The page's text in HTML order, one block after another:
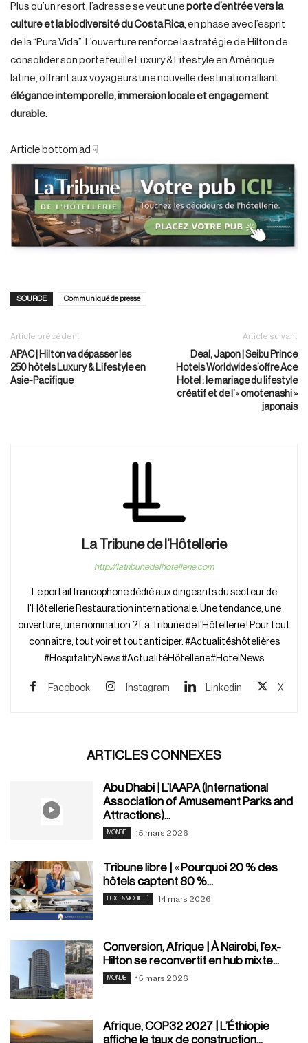
Plus qu’un resort, l’adresse se veut une porte d’entrée vers la
culture et la biodiversité du Costa Rica, en phase avec l’esprit
de la “Pura Vida”. L’ouverture renforce la stratégie de Hilton de
consolider son portefeuille Luxury & Lifestyle en Amérique
latine, offrant aux voyageurs une nouvelle destination alliant
élégance intemporelle, immersion locale et engagement
durable
Article bottom ad ☟
SOURCE Communiqué de presse
Article précédent
APAC | Hilton va dépasser les
250 hôtels Luxury & Lifestyle en
Asie-Pacifique
Article suivant
Deal, Japon | Seibu Prince
Hotels Worldwide s’offre Ace
Hotel : le mariage du lifestyle
créatif et de l’« omotenashi »
japonais
La Tribune de l’Hôtellerie
http://latribunedelhotellerie.com
Le portail francophone dédié aux dirigeants du secteur de
l'Hôtellerie Restauration internationale. Une tendance, une
ouverture, une nomination ? La Tribune de l'Hôtellerie ! Pour tout
connaître, tout voir et tout anticiper. #Actualitéshôtelières
#HospitalityNews #ActualitéHôtellerie#HotelNews
Facebook Instagram Linkedin X
ARTICLES CONNEXES
Abu Dhabi | L’IAAPA (International
Association of Amusement Parks and
Attractions)...
MONDE 15 mars 2026
Tribune libre | « Pourquoi 20 % des
hôtels captent 80 %...
LUXE & MOBILITÉ 14 mars 2026
Conversion, Afrique | À Nairobi, l’ex-
Hilton se reconvertit en hub mixte...
MONDE 15 mars 2026
Afrique, COP32 2027 | L’Éthiopie
affiche le taux de construction...